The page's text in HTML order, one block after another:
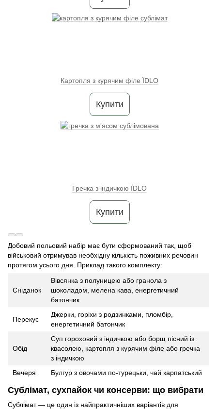
Картопля з курячим філе ЇDLO
Купити
Гречка з індичкою ЇDLO
Купити
Добовий польовий набір має бути сформований так, щоб
військовий отримував необхідну кількість поживних речовин
протягом усього дня. Приклад такого комплекту:
Сніданок
Вівсянка з полуницею або гранола з
шоколадом, мелена кава, енергетичний
батончик
Перекус
Джерки, горіхи з родзинками, пломбір,
енергетичний батончик
Обід
Суп гороховий з індичкою або борщ пісний із
квасолею, картопля з курячим філе або гречка
з індичкою
Вечеря
Булгур з овочами по-турецьки, чай карпатський
Сублімат, сухпайок чи консерви: що вибрати
Сублімат — це один із найпрактичніших варіантів для